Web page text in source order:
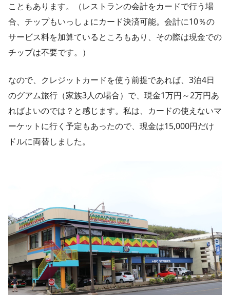
こともあります。（レストランの会計をカードで行う場
合、チップもいっしょにカード決済可能。会計に10％の
サービス料を加算ているところもあり、その際は現金での
チップは不要です。）
なので、クレジットカードを使う前提であれば、3泊4日
のグアム旅行（家族3人の場合）で、現金1万円～2万円あ
ればよいのでは？と感じます。私は、カードの使えないマ
ーケットに行く予定もあったので、現金は15,000円だけ
ドルに両替しました。